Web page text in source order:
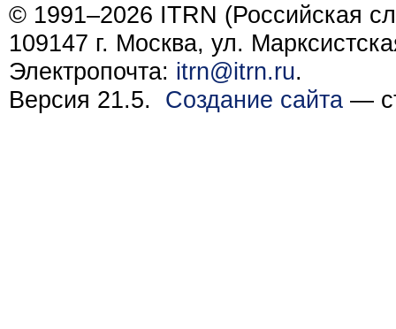
© 1991–2026 ITRN (Российская
109147 г. Москва, ул.
Электропочта: itrn@itrn.ru.
Версия 21.5. Создание сайта —